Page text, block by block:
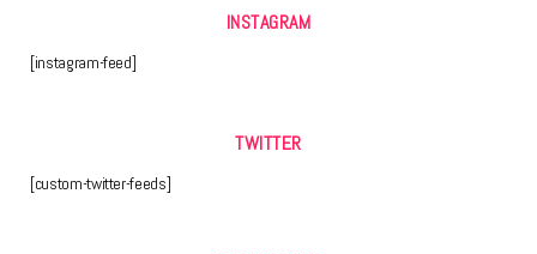
INSTAGRAM
[instagram-feed]
TWITTER
[custom-twitter-feeds]